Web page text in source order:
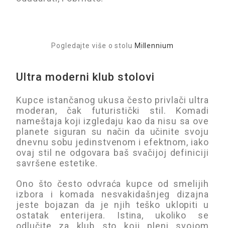
Pogledajte više o stolu Millennium
Ultra moderni klub stolovi
Kupce istančanog ukusa često privlači ultra
moderan, čak futuristički stil. Komadi
nameštaja koji izgledaju kao da nisu sa ove
planete siguran su način da učinite svoju
dnevnu sobu jedinstvenom i efektnom, iako
ovaj stil ne odgovara baš svačijoj definiciji
savršene estetike.
Ono što često odvraća kupce od smelijih
izbora i komada nesvakidašnjeg dizajna
jeste bojazan da je njih teško uklopiti u
ostatak enterijera. Istina, ukoliko se
odlučite za klub sto koji pleni svojom